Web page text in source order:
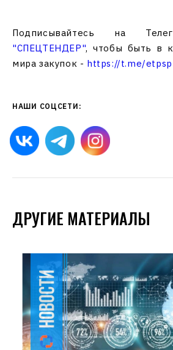
Подписывайтесь на
"СПЕЦТЕНДЕР", чтобы быть в
мира закупок - https://t.me/etpsp
НАШИ СОЦСЕТИ:
ДРУГИЕ МАТЕРИАЛЫ